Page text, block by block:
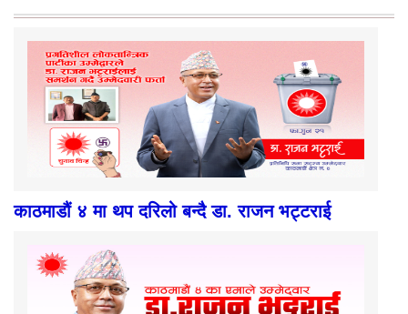
काठमाडौं ४ मा थप दरिलो बन्दै डा. राजन भट्टराई